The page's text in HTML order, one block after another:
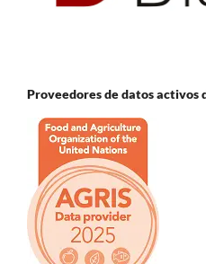
Proveedores de datos activos